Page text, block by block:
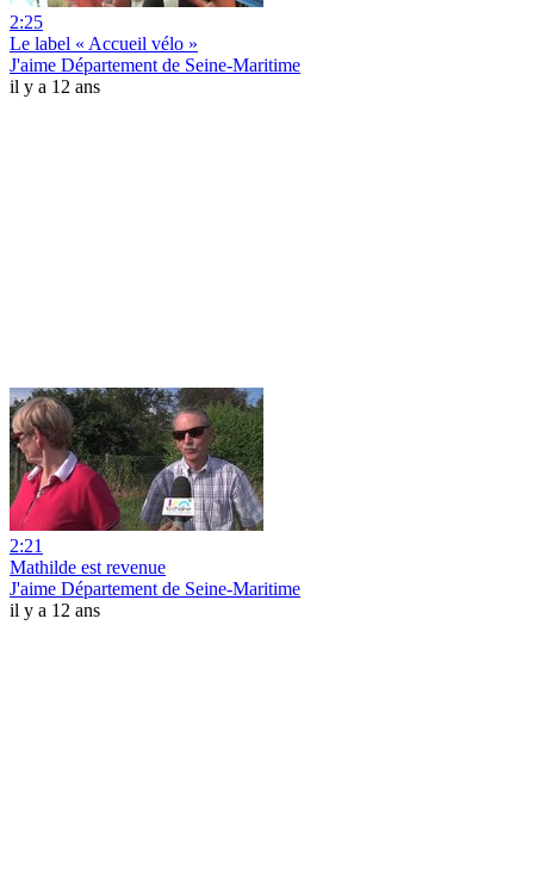
2:25
Le label « Accueil vélo »
J'aime Département de Seine-Maritime
il y a 12 ans
2:21
Mathilde est revenue
J'aime Département de Seine-Maritime
il y a 12 ans